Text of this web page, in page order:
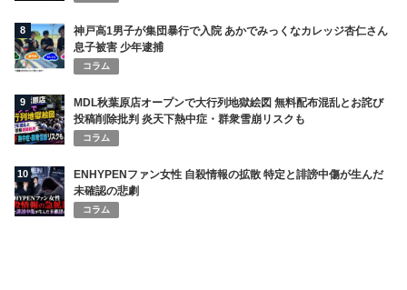
8
神戸高1男子が集団暴行で入院 あかでみっくなカレッジ杏仁さん
息子被害 少年逮捕
コラム
9
MDL秋葉原店オープンで大行列地獄絵図 無料配布混乱とお詫び
投稿削除批判 炎天下熱中症・群衆雪崩リスクも
コラム
10
ENHYPENファン女性 自殺情報の拡散 特定と誹謗中傷が生んだ
未確認の悲劇
コラム